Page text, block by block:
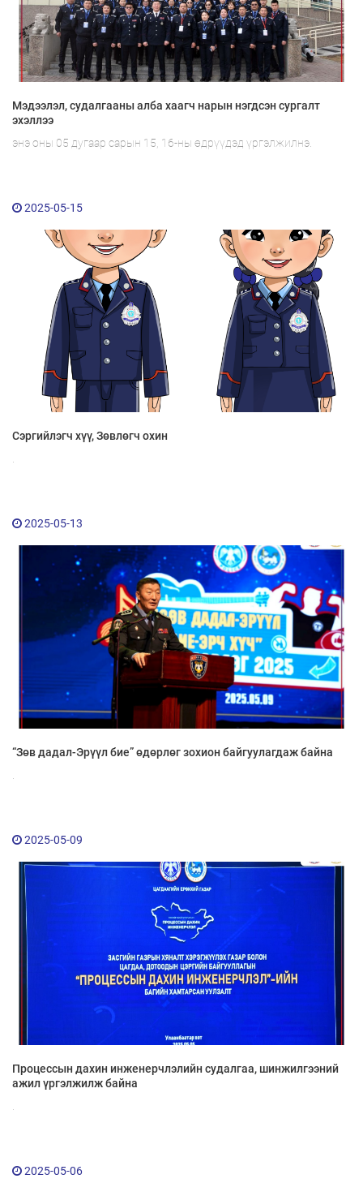
Мэдээлэл, судалгааны алба хаагч нарын нэгдсэн сургалт
эхэллээ
энэ оны 05 дугаар сарын 15, 16-ны өдрүүдэд үргэлжилнэ.
2025-05-15
Сэргийлэгч хүү, Зөвлөгч охин
.
2025-05-13
“Зөв дадал-Эрүүл бие” өдөрлөг зохион байгуулагдаж байна
.
2025-05-09
Процессын дахин инженерчлэлийн судалгаа, шинжилгээний
ажил үргэлжилж байна
2025-05-06